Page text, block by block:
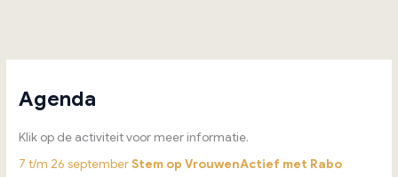
Agenda
Klik op de activiteit voor meer informatie.
7 t/m 26 septemberStem op VrouwenActief met Rabo